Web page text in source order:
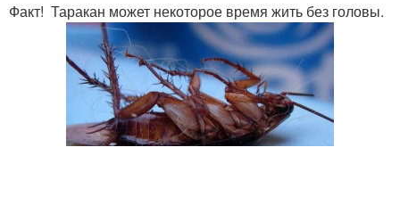
Факт! Таракан может некоторое время жить без головы.